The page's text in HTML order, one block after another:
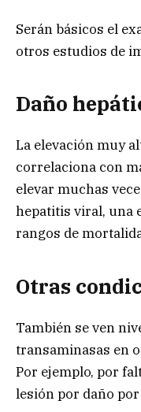
Serán básicos el
otros estudios de
Daño
La elevación muy
correlaciona con
elevar muchas
hepatitis viral, una
rangos de
Otras
También se ven
transaminasas en
Por ejemplo, por
lesión por daño